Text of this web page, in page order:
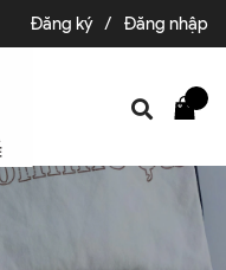
Đăng ký / Đăng nhập